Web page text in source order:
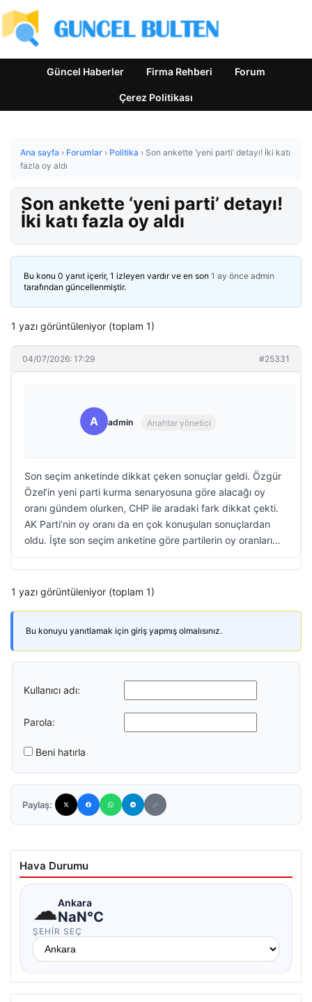
Güncel Haberler Firma Rehberi Forum
Çerez Politikası
Ana sayfa › Forumlar › Politika › Son ankette ‘yeni parti’ detayı! İki katı
fazla oy aldı
Son ankette ‘yeni parti’ detayı!
İki katı fazla oy aldı
Bu konu 0 yanıt içerir, 1 izleyen vardır ve en son 1 ay önce admin
tarafından güncellenmiştir.
1 yazı görüntüleniyor (toplam 1)
04/07/2026: 17:29 #25331
A admin Anahtar yönetici
Son seçim anketinde dikkat çeken sonuçlar geldi. Özgür
Özel’in yeni parti kurma senaryosuna göre alacağı oy
oranı gündem olurken, CHP ile aradaki fark dikkat çekti.
AK Parti’nin oy oranı da en çok konuşulan sonuçlardan
oldu. İşte son seçim anketine göre partilerin oy oranları…
1 yazı görüntüleniyor (toplam 1)
Bu konuyu yanıtlamak için giriş yapmış olmalısınız.
Kullanıcı adı:
Parola:
Beni hatırla
Paylaş:
Hava Durumu
☁Ankara
NaN°C
ŞEHIR SEÇ